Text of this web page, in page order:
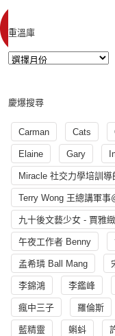
重溫庫
慶爆搜尋
Carman Cats
Elaine Gary
Miracle 社交力學培訓導
Terry Wong 王總講軍事
九十後文藝少女 - 賈雅緻
午夜工作者 Benny
孟希璘 Ball Mang
李錦鴻 李鑑峰
瘋中三子 羅倫斯
藍精靈 蝌蚪